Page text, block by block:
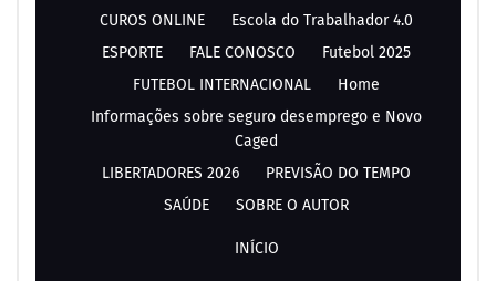
CUROS ONLINE
Escola do Trabalhador 4.0
ESPORTE
FALE CONOSCO
Futebol 2025
FUTEBOL INTERNACIONAL
Home
Informações sobre seguro desemprego e Novo
Caged
LIBERTADORES 2026
PREVISÃO DO TEMPO
SAÚDE
SOBRE O AUTOR
INÍCIO